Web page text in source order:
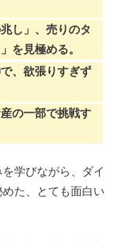
し」、売りのタ
を見極める。
、欲張りすぎず
の一部で挑戦す
学びながら、ダイ
た、とても面白い